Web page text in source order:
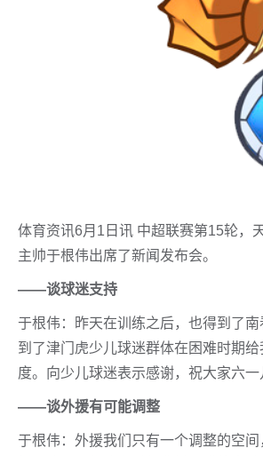
体育资讯6月1日讯 中超联赛第15轮，
主帅于根伟出席了新闻发布会。
——谈球迷支持
于根伟：昨天在训练之后，也得到了
到了津门虎少儿球迷群体在困难时期
度。向少儿球迷表示感谢，祝大家六
——谈外援有可能调整
于根伟：外援我们只有一个调整的空